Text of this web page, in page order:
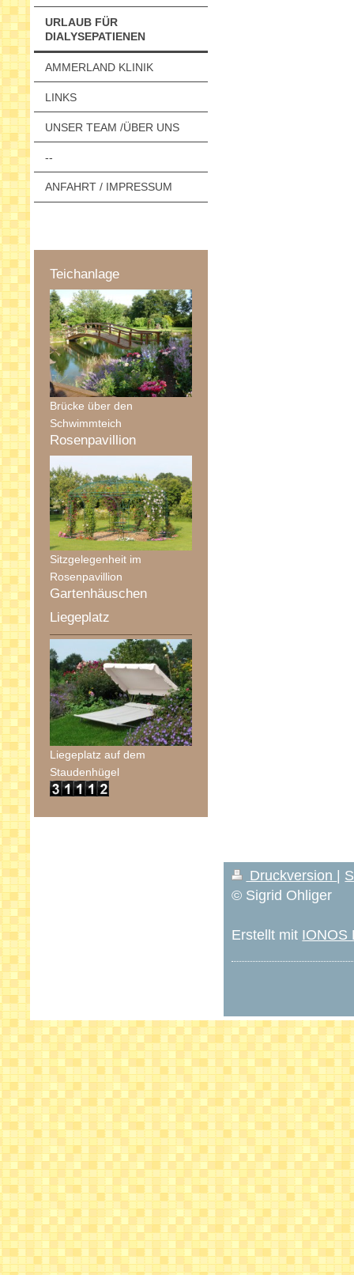
URLAUB FÜR
DIALYSEPATIENEN
AMMERLAND KLINIK
LINKS
UNSER TEAM /ÜBER UNS
--
ANFAHRT / IMPRESSUM
Teichanlage
Brücke über den
Schwimmteich
Rosenpavillion
Sitzgelegenheit im
Rosenpavillion
Gartenhäuschen
Liegeplatz
Liegeplatz auf dem
Staudenhügel
Druckversion |
© Sigrid Ohliger
Erstellt mit IONOS